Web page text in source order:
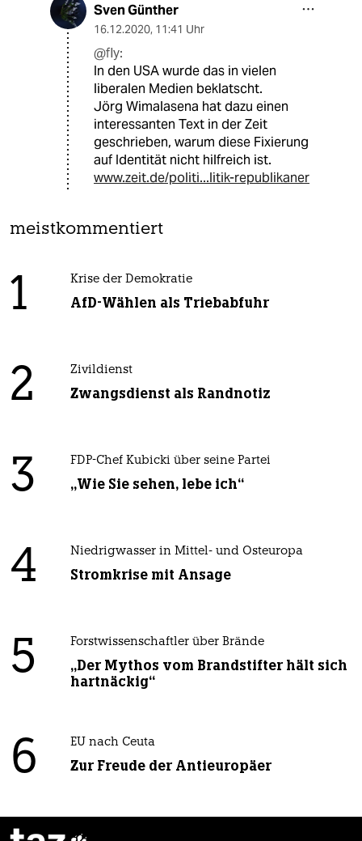
Sven Günther
16.12.2020, 11:41 Uhr
@fly:
In den USA wurde das in vielen
liberalen Medien beklatscht.
Jörg Wimalasena hat dazu einen
interessanten Text in der Zeit
geschrieben, warum diese Fixierung
auf Identität nicht hilfreich ist.
www.zeit.de/politi...litik-republikaner
meistkommentiert
1 Krise der Demokratie
AfD-Wählen als Triebabfuhr
2 Zivildienst
Zwangsdienst als Randnotiz
3 FDP-Chef Kubicki über seine Partei
„Wie Sie sehen, lebe ich“
4 Niedrigwasser in Mittel- und Osteuropa
Stromkrise mit Ansage
5 Forstwissenschaftler über Brände
„Der Mythos vom Brandstifter hält sich
hartnäckig“
6 EU nach Ceuta
Zur Freude der Antieuropäer